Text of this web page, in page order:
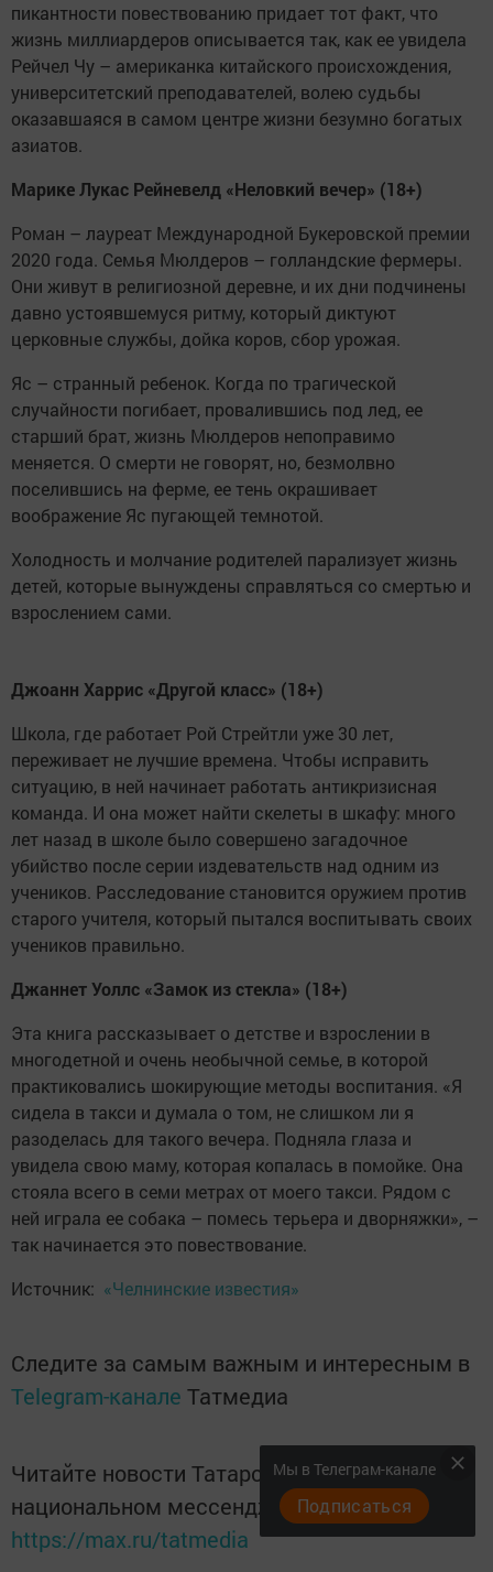
пикантности повествованию придает тот факт, что
жизнь миллиардеров описывается так, как ее увидела
Рейчел Чу – американка китайского происхождения,
университетский преподавателей, волею судьбы
оказавшаяся в самом центре жизни безумно богатых
азиатов.
Марике Лукас Рейневелд «Неловкий вечер» (18+)
Роман – лауреат Международной Букеровской премии
2020 года. Семья Мюлдеров – голландские фермеры.
Они живут в религиозной деревне, и их дни подчинены
давно устоявшемуся ритму, который диктуют
церковные службы, дойка коров, сбор урожая.
Яс – странный ребенок. Когда по трагической
случайности погибает, провалившись под лед, ее
старший брат, жизнь Мюлдеров непоправимо
меняется. О смерти не говорят, но, безмолвно
поселившись на ферме, ее тень окрашивает
воображение Яс пугающей темнотой.
Холодность и молчание родителей парализует жизнь
детей, которые вынуждены справляться со смертью и
взрослением сами.
Джоанн Харрис «Другой класс» (18+)
Школа, где работает Рой Стрейтли уже 30 лет,
переживает не лучшие времена. Чтобы исправить
ситуацию, в ней начинает работать антикризисная
команда. И она может найти скелеты в шкафу: много
лет назад в школе было совершено загадочное
убийство после серии издевательств над одним из
учеников. Расследование становится оружием против
старого учителя, который пытался воспитывать своих
учеников правильно.
Джаннет Уоллс «Замок из стекла» (18+)
Эта книга рассказывает о детстве и взрослении в
многодетной и очень необычной семье, в которой
практиковались шокирующие методы воспитания. «Я
сидела в такси и думала о том, не слишком ли я
разоделась для такого вечера. Подняла глаза и
увидела свою маму, которая копалась в помойке. Она
стояла всего в семи метрах от моего такси. Рядом с
ней играла ее собака – помесь терьера и дворняжки», –
так начинается это повествование.
Источник: «Челнинские известия»
Следите за самым важным и интересным в
Telegram-канале Татмедиа
Читайте новости Татарстана в
национальном мессенджере MАХ:
https://max.ru/tatmedia
Мы в Телеграм-канале
Подписаться